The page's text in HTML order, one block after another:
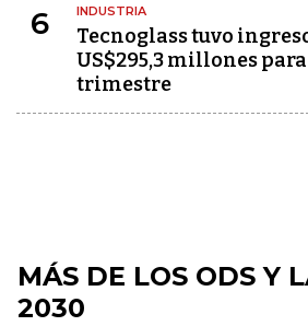
6 INDUSTRIA
Tecnoglass tuvo
US$295,3 millones
trimestre
MÁS DE LOS ODS Y
2030